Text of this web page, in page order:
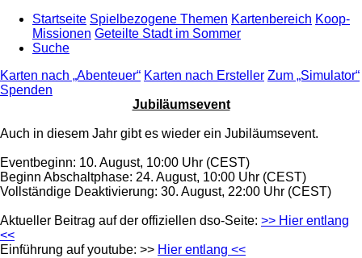
Startseite Spielbezogene Themen Kartenbereich Koop-
Missionen Geteilte Stadt im Sommer
Suche
Karten nach „Abenteuer“ Karten nach Ersteller Zum „Simulator“
Spenden
Jubiläumsevent
Auch in diesem Jahr gibt es wieder ein Jubiläumsevent.
Eventbeginn: 10. August, 10:00 Uhr (CEST)
Beginn Abschaltphase: 24. August, 10:00 Uhr (CEST)
Vollständige Deaktivierung: 30. August, 22:00 Uhr (CEST)
Aktueller Beitrag auf der offiziellen dso-Seite: >> Hier entlang
<<
Einführung auf youtube: >> Hier entlang <<